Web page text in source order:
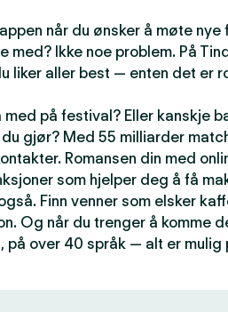
når du ønsker å møte nye
med? Ikke noe problem. På
liker aller best — enten det er
med på festival? Eller kanskje
gjør? Med 55 milliarder
Romansen din med
som hjelper deg å få
Finn venner som elsker
Og når du trenger å komme
på over 40 språk — alt er mulig